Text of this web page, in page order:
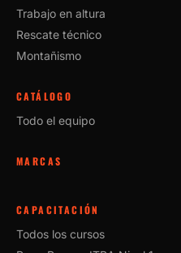
Trabajo en altura
Rescate técnico
Montañismo
CATÁLOGO
Todo el equipo
MARCAS
CAPACITACIÓN
Todos los cursos